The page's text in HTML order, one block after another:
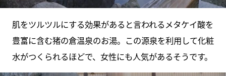
肌をツルツルにする効果があると言われるメタケイ酸を
豊富に含む猪の倉温泉のお湯。この源泉を利用して化粧
水がつくられるほどで、女性にも人気があるそうです。